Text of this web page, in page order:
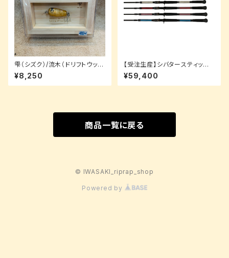
雫（シズク）/流木（ドリフトウッ
ド）/2.5cm【ルアーパッケージ】
¥8,250
【受注生産】シバタースティック
8.2-5X 炎上キック
¥59,400
商品一覧に戻る
© IWASAKI_riprap_shop
Powered by